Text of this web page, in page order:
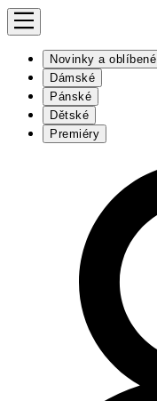
Novinky a oblíbené
Dámské
Pánské
Dětské
Premiéry